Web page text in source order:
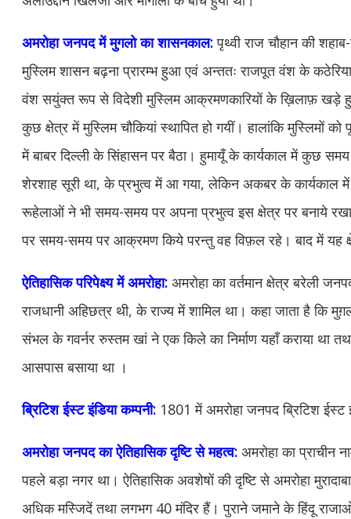
अमरोहा जनपद में मुगलो का शासनकाल:पृथ्वी राज चौहान की
मुस्लिम शासन बढ़ना प्रारम्भ हुआ एवं अन्ततः राजपूत वंश के
वंश सयुंक्त रूप से विदेशी मुस्लिम आक्रमणकारियों के ख़िलाफ़ खड़े
कुछ क्षेत्र में मुस्लिम चौकियां स्थापित हो गयीं। हालांकि मुस्लिमों
में बाबर दिल्ली के सिंहासन पर बैठा। हुमायूँ के कार्यकाल में कुछ
शेरशाह सूरी था, के प्रभुत्व में आ गया, लेकिन अकबर के कार्यकाल
रूहेलाओं ने भी समय-समय पर अपना प्रभुत्व इस क्षेत्र पर बनाये
पर समय-समय पर आक्रमण किये परन्तु वह विफ़ल रहे। बाद में यह
ऐतिहासिक परिपेक्ष्य में अमरोहा: अमरोहा का वर्तमान क्षेत्र बरेली
राजधानी अहिछत्र थी, के राज्य में शामिल था। कहा जाता है कि
संभल के गवर्नर रुस्तम खां ने एक किले का निर्माण यहाँ कराया था
आसपास बसाया था ।
ब्रिटिश ईस्ट इंडिया कम्पनी: 1801 में अमरोहा जनपद ब्रिटिश ईस्ट
अमरोहा जनपद का ऐतिहासिक दृष्टि से महत्व: अमरोहा का प्राचीन
पहले बड़ा नगर था। ऐतिहासिक अवशेषों की दृष्टि से अमरोहा
अधिक मस्जिदें तथा लगभग 40 मंदिर हैं। पुराने जमाने के हिंदू